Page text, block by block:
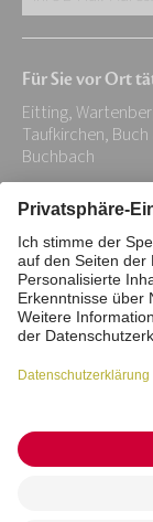
E-
Adresse:
*
Für Sie vor Ort
Eitting,
Taufkirchen,
Buchbach
Impressum
Interne
© 2026